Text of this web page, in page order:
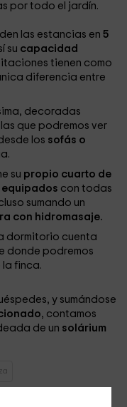
por todo el jardín.
las estancias en5
su capacidad
tienen como
diferencia entre
decoradas
que podremos ver
los sofás o
su propio cuarto de
equipados con todas
sumando un
con hidromasaje.
dormitorio cuenta
donde podremos
la finca.
y sumándose
, contamos
de un solárium